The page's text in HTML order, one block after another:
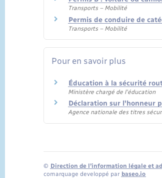
Transports – Mobilité
Permis de conduire de
Transports – Mobilité
Pour en savoir plus
Éducation à la sécurité
Ministère chargé de l'éducation
Déclaration sur l'honneur
Agence nationale des titres
© Direction de l’information légale et
comarquage developpé par baseo.io